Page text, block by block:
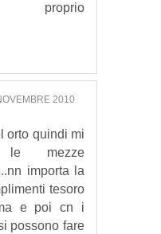
proprio
2010
orto quindi mi
le mezze
importa la
tesoro
e poi cn i
possono fare